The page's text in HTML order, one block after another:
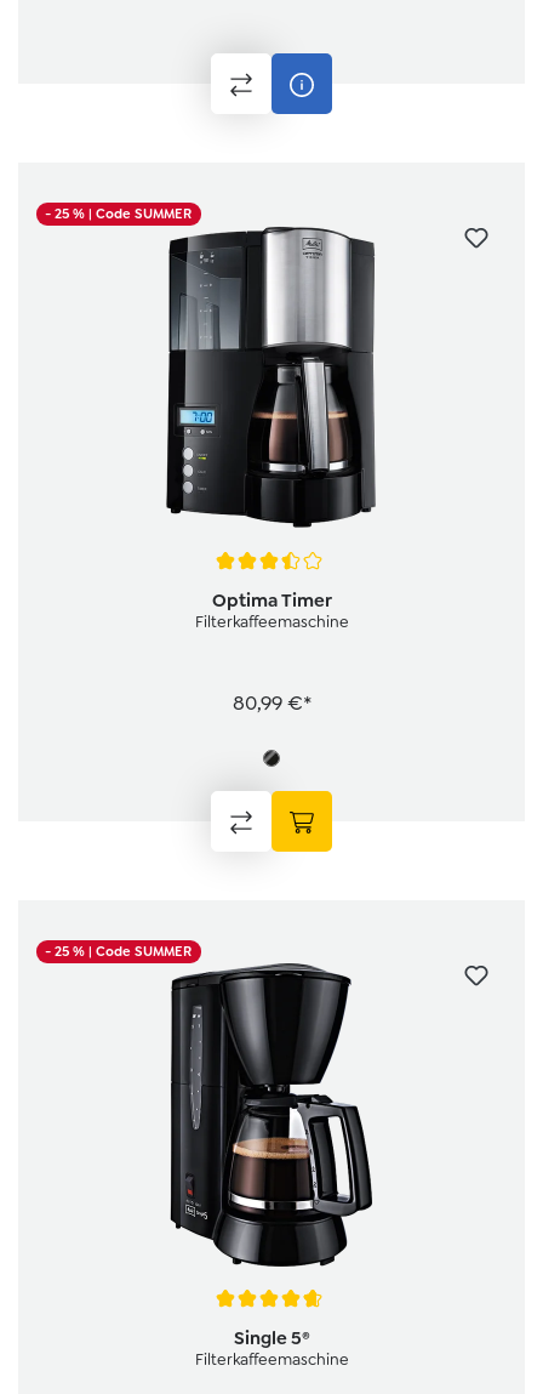
- 25 %| Code SUMMER
Durchschnittliche Bewertung von 3.5 von 5 Sternen
Optima Timer
Filterkaffeemaschine
80,99 €*
- 25 %| Code SUMMER
Durchschnittliche Bewertung von 4.7 von 5 Sternen
Single 5®
Filterkaffeemaschine